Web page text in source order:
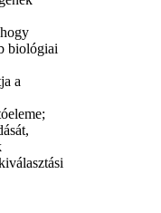
biológiai
a